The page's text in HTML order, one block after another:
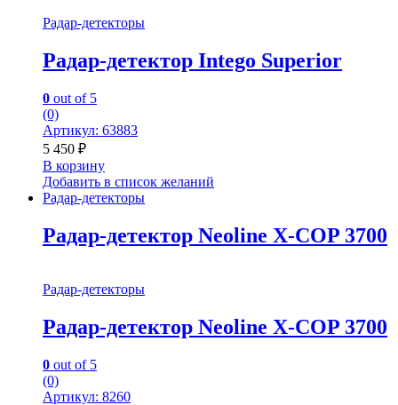
Радар-детекторы
Радар-детектор Intego Superior
0 out of 5
(0)
Артикул: 63883
5 450 ₽
В корзину
Добавить в список желаний
Радар-детекторы
Радар-детектор Neoline X-COP 3700
Радар-детекторы
Радар-детектор Neoline X-COP 3700
0 out of 5
(0)
Артикул: 8260